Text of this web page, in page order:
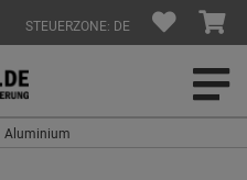
STEUERZONE: DE
Aluminium